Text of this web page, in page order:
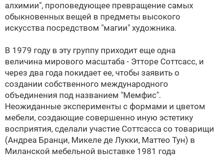
алхимии", проповедующее превращение самых
обыкновенных вещей в предметы высокого
искусства посредством "магии" художника.
В 1979 году в эту группу приходит еще одна
величина мирового масштаба - Этторе Соттсасс, и
через два года покидает ее, чтобы заявить о
создании собственного международного
объединения под названием "Мемфис".
Неожиданные эксперименты с формами и цветом
мебели, создающие совершенно иную эстетику
восприятия, сделали участие Соттсасса со товарищи
(Андреа Бранци, Микеле де Лукки, Маттео Тун) в
Миланской мебельной выставке 1981 года